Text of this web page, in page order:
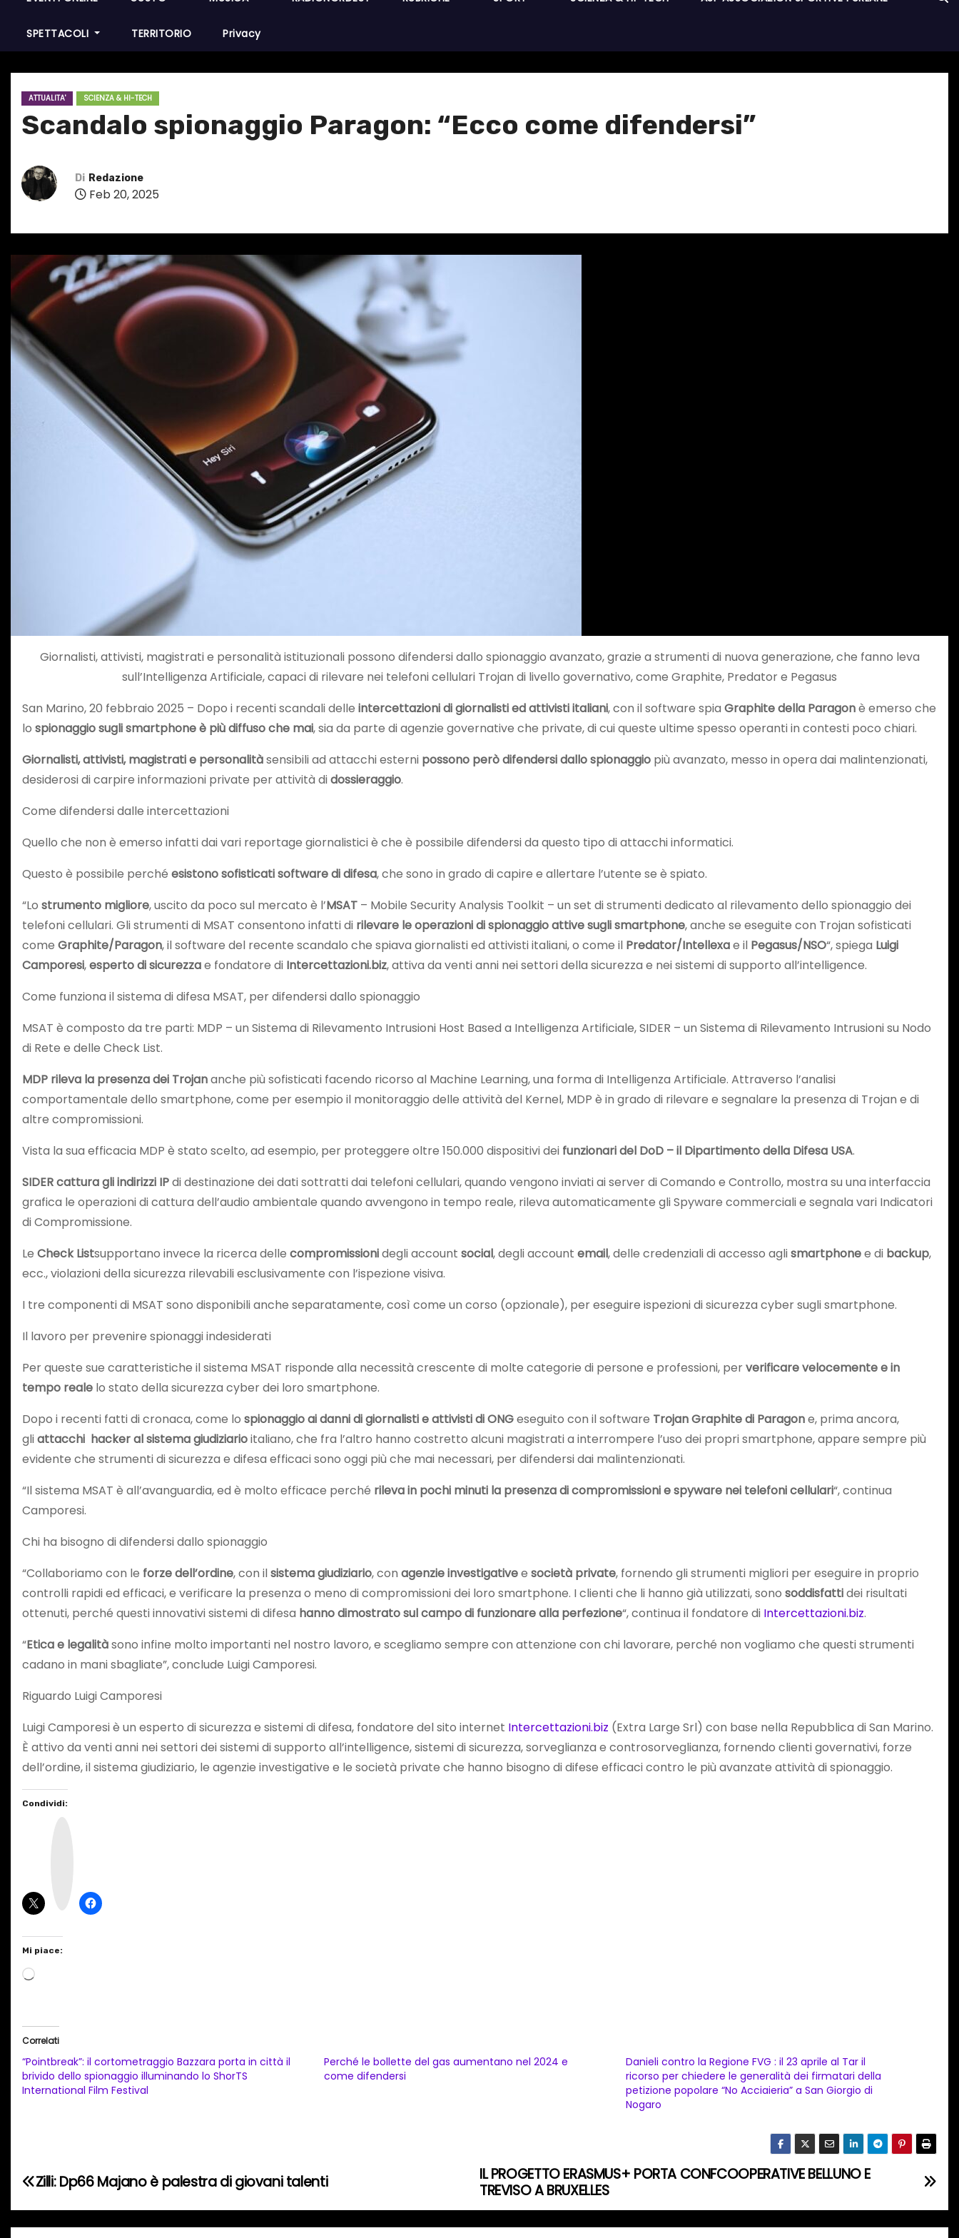
SPETTACOLI TERRITORIO Privacy
ATTUALITA' SCIENZA & HI-TECH
Scandalo spionaggio Paragon: “Ecco come difendersi”
Di Redazione
Feb 20, 2025
Giornalisti, attivisti, magistrati e personalità istituzionali possono difendersi dallo spionaggio avanzato, grazie a strumenti di nuova generazione, che fanno leva
sull’Intelligenza Artificiale, capaci di rilevare nei telefoni cellulari Trojan di livello governativo, come Graphite, Predator e Pegasus
San Marino, 20 febbraio 2025 – Dopo i recenti scandali delle intercettazioni di giornalisti ed attivisti italiani, con il software spia Graphite della Paragonè emerso che
lo spionaggio sugli smartphone è più diffuso che mai, sia da parte di agenzie governative che private, di cui queste ultime spesso operanti in contesti poco chiari.
Giornalisti, attivisti, magistratie personalitàsensibili ad attacchi esterni possono peròdifendersi dallo spionaggio più avanzato, messo in opera dai malintenzionati,
desiderosi di carpire informazioni private per attività didossieraggio.
Come difendersi dalle intercettazioni
Quello che non è emerso infatti dai vari reportage giornalistici è che è possibile difendersi da questo tipo di attacchi informatici.
Questo è possibile perché esistono sofisticati software di difesa, che sono in grado di capire e allertare l’utente se è spiato.
“Lo strumento migliore, uscito da poco sul mercato è l’MSAT – Mobile Security Analysis Toolkit – un set di strumenti dedicato al rilevamento dello spionaggio dei
telefoni cellulari. Gli strumenti di MSAT consentono infatti di rilevare le operazioni di spionaggio attive sugli smartphone, anche se eseguite con Trojan sofisticati
come Graphite/Paragon, il software del recente scandalo che spiava giornalisti ed attivisti italiani, o come il Predator/Intellexae il Pegasus/NSO“, spiega Luigi
Camporesi,esperto di sicurezzae fondatore di Intercettazioni.biz, attiva da venti anni nei settori della sicurezza e nei sistemi di supporto all’intelligence.
Come funziona il sistema di difesa MSAT, per difendersi dallo spionaggio
MSAT è composto da tre parti: MDP – un Sistema di Rilevamento Intrusioni Host Based a Intelligenza Artificiale, SIDER – un Sistema di Rilevamento Intrusioni su Nodo
di Rete e delle Check List.
MDP rileva la presenza dei Trojananche più sofisticati facendo ricorso al Machine Learning, una forma di Intelligenza Artificiale. Attraverso l’analisi
comportamentale dello smartphone, come per esempio il monitoraggio delle attività del Kernel, MDP è in grado di rilevare e segnalare la presenza di Trojan e di
altre compromissioni.
Vista la sua efficacia MDP è stato scelto, ad esempio, per proteggere oltre 150.000 dispositivi dei funzionari del DoD – il Dipartimento della Difesa USA.
SIDERcattura gli indirizzi IPdi destinazione dei dati sottratti dai telefoni cellulari, quando vengono inviati ai server di Comando e Controllo, mostra su una interfaccia
grafica le operazioni di cattura dell’audio ambientale quando avvengono in tempo reale, rileva automaticamente gli Spyware commerciali e segnala vari Indicatori
di Compromissione.
Le Check Listsupportano invece la ricerca delle compromissionidegli account social, degli account email, delle credenziali di accesso aglismartphonee di backup,
ecc., violazioni della sicurezza rilevabili esclusivamente con l’ispezione visiva.
I tre componenti di MSAT sono disponibili anche separatamente, così come un corso (opzionale), per eseguire ispezioni di sicurezza cyber sugli smartphone.
Il lavoro per prevenire spionaggi indesiderati
Per queste sue caratteristiche il sistema MSAT risponde alla necessità crescente di molte categorie di persone e professioni, perverificare velocemente ein
tempo reale lo stato della sicurezza cyber dei loro smartphone.
Dopo i recenti fatti di cronaca, come lo spionaggio ai danni di giornalisti e attivisti di ONGeseguito con il software Trojan Graphite di Paragone, prima ancora,
gliattacchi hacker al sistema giudiziarioitaliano, che fra l’altro hanno costretto alcuni magistrati a interrompere l’uso dei propri smartphone, appare sempre più
evidente che strumenti di sicurezza e difesa efficaci sono oggi più che mai necessari, per difendersi dai malintenzionati.
“Il sistema MSAT è all’avanguardia, ed è molto efficace perché rileva in pochi minuti la presenza di compromissioni e spyware nei telefoni cellulari“, continua
Camporesi.
Chi ha bisogno di difendersi dallo spionaggio
“Collaboriamo con le forze dell’ordine, con ilsistema giudiziario, con agenzie investigativee società private, fornendo gli strumenti migliori per eseguire in proprio
controlli rapidi ed efficaci, e verificare la presenza o meno di compromissioni dei loro smartphone. I clienti che li hanno già utilizzati, sono soddisfattidei risultati
ottenuti, perché questi innovativi sistemi di difesa hanno dimostrato sul campo di funzionare alla perfezione“, continua il fondatore di Intercettazioni.biz.
“Etica e legalitàsono infine molto importanti nel nostro lavoro, e scegliamo sempre con attenzione con chi lavorare, perché non vogliamo che questi strumenti
cadano in mani sbagliate”, conclude Luigi Camporesi.
Riguardo Luigi Camporesi
Luigi Camporesi è un esperto di sicurezza e sistemi di difesa, fondatore del sito internet Intercettazioni.biz (Extra Large Srl) con base nella Repubblica di San Marino.
È attivo da venti anni nei settori dei sistemi di supporto all’intelligence, sistemi di sicurezza, sorveglianza e controsorveglianza, fornendo clienti governativi, forze
dell’ordine, il sistema giudiziario, le agenzie investigative e le società private che hanno bisogno di difese efficaci contro le più avanzate attività di spionaggio.
Condividi:
Mi piace:
C
a
m
o
n
c
Correlati
“Pointbreak”: il cortometraggio Bazzara porta in città il
brivido dello spionaggio illuminando lo ShorTS
International Film Festival
Perché le bollette del gas aumentano nel 2024 e
come difendersi
Danieli contro la Regione FVG : il 23 aprile al Tar il
ricorso per chiedere le generalità dei firmatari della
petizione popolare “No Acciaieria” a San Giorgio di
Nogaro
N
a
IL PROGETTO ERASMUS+ PORTA CONFCOOPERATIVE BELLUNO E
TREVISO A BRUXELLES
Zilli: Dp66 Majano è palestra di giovani talenti